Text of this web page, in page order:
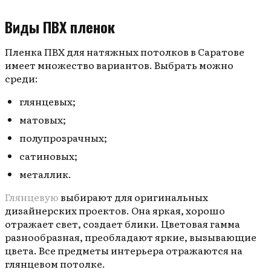
Виды ПВХ пленок
Пленка ПВХ для натяжных потолков в Саратове
имеет множество вариантов. Выбрать можно
среди:
глянцевых;
матовых;
полупрозрачных;
сатиновых;
металлик.
Глянцевуювыбирают для оригинальных
дизайнерских проектов. Она яркая, хорошо
отражает свет, создает блики. Цветовая гамма
разнообразная, преобладают яркие, вызывающие
цвета. Все предметы интерьера отражаются на
глянцевом потолке.